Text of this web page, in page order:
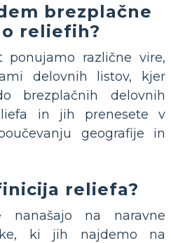
brezplačne
reliefih?
ponujamo različne vire,
delovnih listov, kjer
brezplačnih delovnih
in jih prenesete v
geografije in
reliefa?
nanašajo na naravne
ki jih najdemo na